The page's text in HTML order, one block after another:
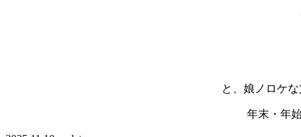
と、娘ノロケ
年末・年